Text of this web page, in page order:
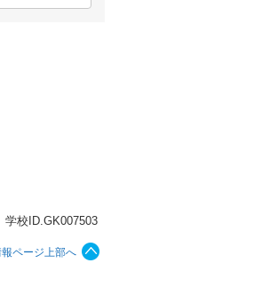
学校ID.GK007503
ページ上部へ